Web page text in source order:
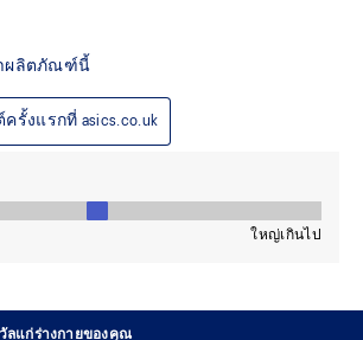
ลแก่ร่างกายของคุณ